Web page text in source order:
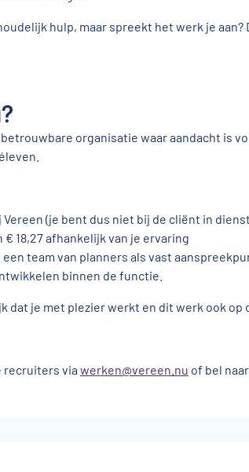
hulp, maar spreekt het werk je
organisatie waar aandacht is
(je bent dus niet bij de cliënt in
18,27 afhankelijk van je ervaring
team van planners als vast
binnen de functie.
dat je met plezier werkt en dit werk ook op
recruiters via werken@vereen.nu of bel